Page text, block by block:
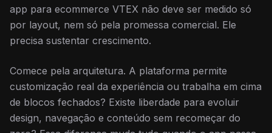
app para ecommerce VTEX não deve ser medido só
por layout, nem só pela promessa comercial. Ele
precisa sustentar crescimento.
Comece pela arquitetura. A plataforma permite
customização real da experiência ou trabalha em cima
de blocos fechados? Existe liberdade para evoluir
design, navegação e conteúdo sem recomeçar do